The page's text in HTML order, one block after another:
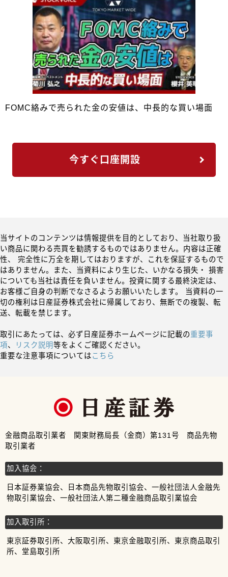
FOMC絡みで売られた金の安値は、中長的な買い場面
今すぐ口座開設
当サイトのコンテンツは情報提供を目的としており、当社取り扱
い商品に関わる売買を勧誘するものではありません。内容は正確
性、 完全性に万全を期してはおりますが、これを保証するもので
はありません。また、当資料により生じた、いかなる損失・ 損害
についても当社は責任を負いません。投資に関する最終決定は、
お客様ご自身の判断でなさるようお願いいたします。 当資料の一
切の権利は日産証券株式会社に帰属しており、無断での複製、転
送、転載を禁じます。
取引にあたっては、必ず日産証券ホームページに記載の重要事
項、 リスク説明等をよくご確認ください。
重要な注意事項についてはこちら
金融商品取引業者 関東財務局長（金商）第131号 商品先物
取引業者
加入協会：
日本証券業協会、日本商品先物取引協会、一般社団法人金融先
物取引業協会、一般社団法人第二種金融商品取引業協会
加入取引所：
東京証券取引所、大阪取引所、東京金融取引所、東京商品取引
所、堂島取引所